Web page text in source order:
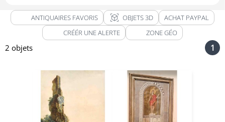
ANTIQUAIRES FAVORIS view_in_ar OBJETS 3D
ACHAT PAYPAL
CRÉÉR UNE ALERTE
ZONE GÉO
2 objets 1